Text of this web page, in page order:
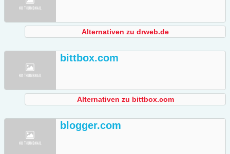
Alternativen zu drweb.de
bittbox.com
Alternativen zu bittbox.com
blogger.com